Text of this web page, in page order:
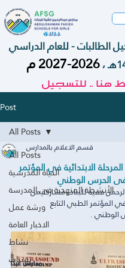
الطالبات - للعام الدراسي
2026-2027 م
هنا .. للتسجيل
Post
All Posts
الحياة المدرسية
الأنشطة المنهجية في المدرسة
ورشة عمل
الاخبار العامة
نشاط
تقنيات
All Posts
الابتدائية في المؤتمر
الحرس الوطني
قسم الاعلام بالمدارس
فقيه للبنات مشاركة من
المؤتمر الطبي التابع
.